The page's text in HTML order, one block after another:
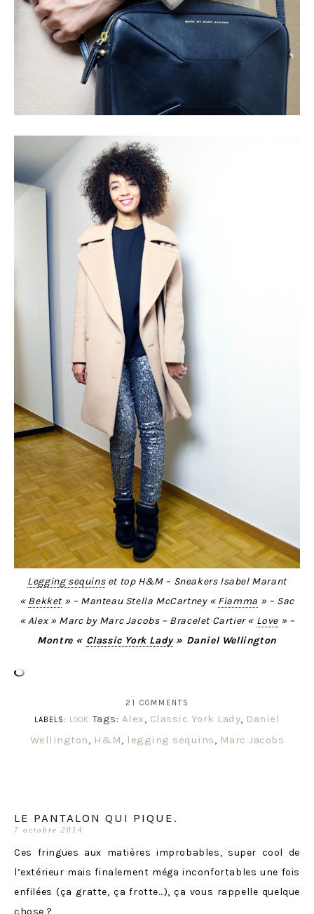
Legging sequinset top H&M – Sneakers Isabel Marant
« Bekket» – Manteau Stella McCartney « Fiamma » – Sac
« Alex » Marc by Marc Jacobs – Bracelet Cartier « Love » –
Montre « Classic York Lady» Daniel Wellington
21 COMMENTS
LABELS: LOOK Tags: Alex, Classic York Lady, Daniel
Wellington, H&M, legging sequins, Marc Jacobs
LE PANTALON QUI PIQUE.
7 octobre 2014
Ces fringues aux matières improbables, super cool de
l’extérieur mais finalement méga inconfortables une fois
enfilées (ça gratte, ça frotte…), ça vous rappelle quelque
chose ?